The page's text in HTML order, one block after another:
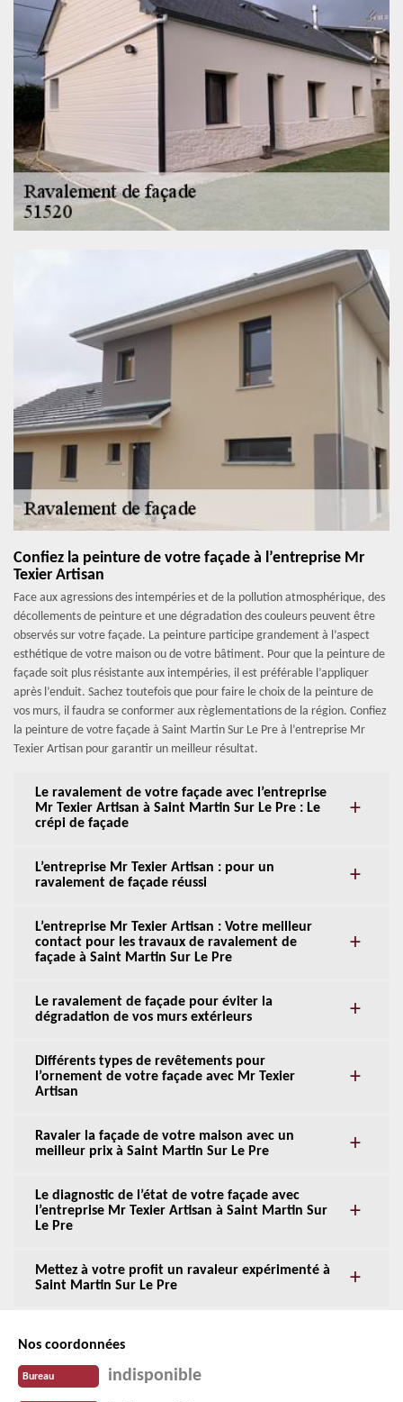
Confiez la peinture de votre façade à l’entreprise Mr
Texier Artisan
Face aux agressions des intempéries et de la pollution atmosphérique, des
décollements de peinture et une dégradation des couleurs peuvent être
observés sur votre façade. La peinture participe grandement à l’aspect
esthétique de votre maison ou de votre bâtiment. Pour que la peinture de
façade soit plus résistante aux intempéries, il est préférable l’appliquer
après l’enduit. Sachez toutefois que pour faire le choix de la peinture de
vos murs, il faudra se conformer aux règlementations de la région. Confiez
la peinture de votre façade à Saint Martin Sur Le Pre à l’entreprise Mr
Texier Artisan pour garantir un meilleur résultat.
Le ravalement de votre façade avec l’entreprise
Mr Texier Artisan à Saint Martin Sur Le Pre : Le
crépi de façade
L’entreprise Mr Texier Artisan : pour un
ravalement de façade réussi
L’entreprise Mr Texier Artisan : Votre meilleur
contact pour les travaux de ravalement de
façade à Saint Martin Sur Le Pre
Le ravalement de façade pour éviter la
dégradation de vos murs extérieurs
Différents types de revêtements pour
l’ornement de votre façade avec Mr Texier
Artisan
Ravaler la façade de votre maison avec un
meilleur prix à Saint Martin Sur Le Pre
Le diagnostic de l’état de votre façade avec
l’entreprise Mr Texier Artisan à Saint Martin Sur
Le Pre
Mettez à votre profit un ravaleur expérimenté à
Saint Martin Sur Le Pre
Nos coordonnées
Bureau indisponible